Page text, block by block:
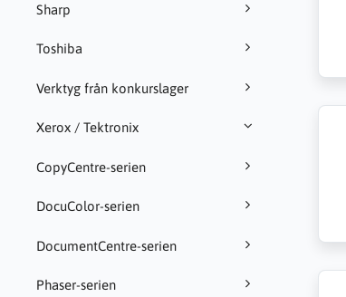
Sharp
Toshiba
Verktyg från konkurslager
Xerox / Tektronix
CopyCentre-serien
DocuColor-serien
DocumentCentre-serien
Phaser-serien